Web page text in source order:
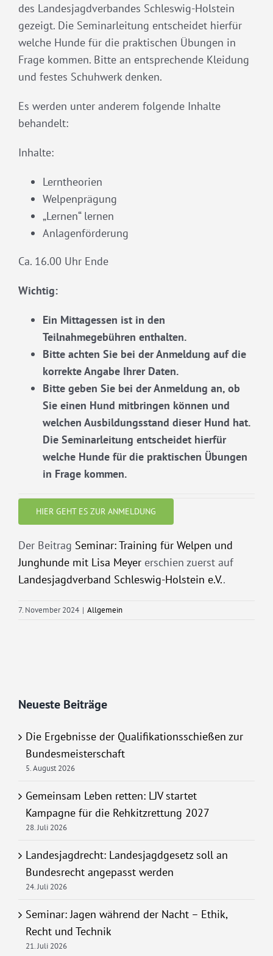
des Landesjagdverbandes Schleswig-Holstein
gezeigt. Die Seminarleitung entscheidet hierfür
welche Hunde für die praktischen Übungen in
Frage kommen. Bitte an entsprechende Kleidung
und festes Schuhwerk denken.
Es werden unter anderem folgende Inhalte
behandelt:
Inhalte:
Lerntheorien
Welpenprägung
„Lernen“ lernen
Anlagenförderung
Ca. 16.00 Uhr Ende
Wichtig:
Ein Mittagessen ist in den
Teilnahmegebühren enthalten.
Bitte achten Sie bei der Anmeldung auf die
korrekte Angabe Ihrer Daten.
Bitte geben Sie bei der Anmeldung an, ob
Sie einen Hund mitbringen können und
welchen Ausbildungsstand dieser Hund hat.
Die Seminarleitung entscheidet hierfür
welche Hunde für die praktischen Übungen
in Frage kommen.
HIER GEHT ES ZUR ANMELDUNG
Der Beitrag Seminar: Training für Welpen und
Junghunde mit Lisa Meyer erschien zuerst auf
Landesjagdverband Schleswig-Holstein e.V..
7. November 2024 | Allgemein
Neueste Beiträge
Die Ergebnisse der Qualifikationsschießen zur
Bundesmeisterschaft
5. August 2026
Gemeinsam Leben retten: LJV startet
Kampagne für die Rehkitzrettung 2027
28. Juli 2026
Landesjagdrecht: Landesjagdgesetz soll an
Bundesrecht angepasst werden
24. Juli 2026
Seminar: Jagen während der Nacht – Ethik,
Recht und Technik
21. Juli 2026